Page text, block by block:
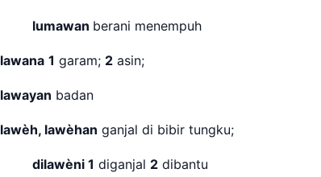
lumawan berani menempuh
lawana 1 garam; 2 asin;
lawayan badan
lawèh, lawèhan ganjal di bibir tungku;
dilawèni 1 diganjal 2 dibantu